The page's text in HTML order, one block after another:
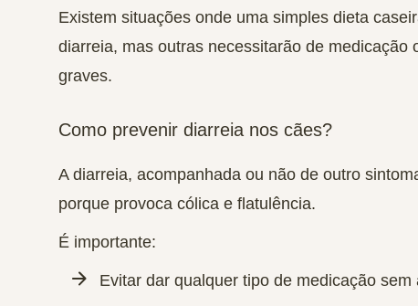
Existem situações onde uma simples dieta
diarreia, mas outras necessitarão de medicação
graves.
Como prevenir diarreia nos cães?
A diarreia, acompanhada ou não de outro
porque provoca cólica e flatulência.
É importante:
Evitar dar qualquer tipo de medicação